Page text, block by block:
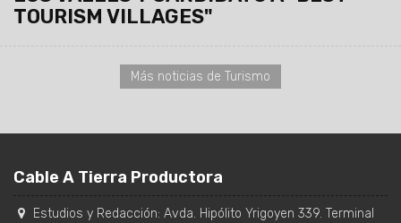
TOURISM VILLAGES"
Más noticias de Turismo
Cable A Tierra Productora
Estudios y Redacción: Avda. Hipólito Yrigoyen 339. Terminal